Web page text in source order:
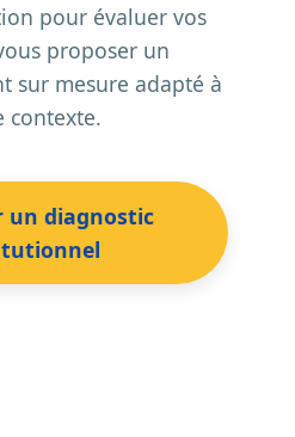
pour évaluer vos
proposer un
sur mesure adapté à
contexte.
un diagnostic